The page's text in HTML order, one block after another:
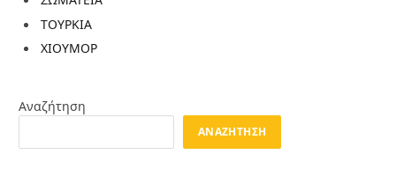
ΤΟΥΡΚΙΑ
ΧΙΟΥΜΟΡ
Αναζήτηση
ΑΝΑΖΉΤΗΣΗ